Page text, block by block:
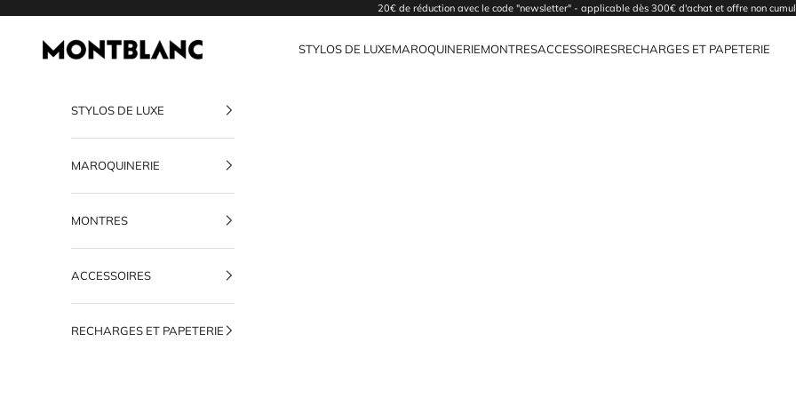
20€ de réduction avec le code "newsletter" - applicable dès 300€ d'achat et offre non
Montblanc Cannes [France]
STYLOS DE LUXEMAROQUINERIEMONTRESACCESSOIRESRECHARGES ET PAPETERIE
STYLOS DE LUXE
MAROQUINERIE
MONTRES
ACCESSOIRES
RECHARGES ET PAPETERIE